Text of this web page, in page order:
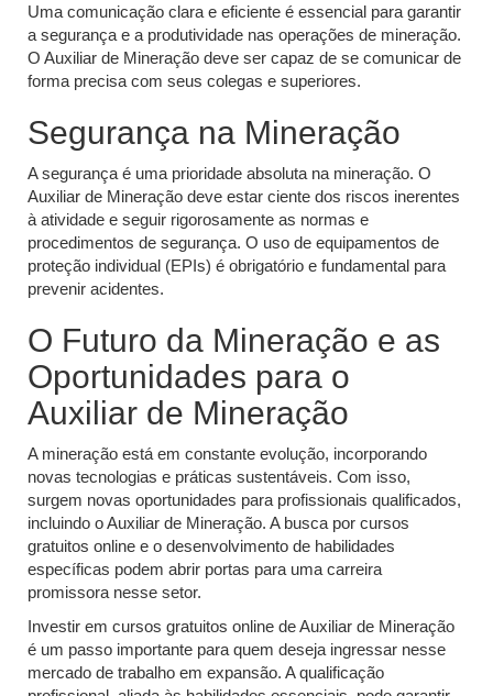
Uma comunicação clara e eficiente é essencial para garantir
a segurança e a produtividade nas operações de mineração.
O Auxiliar de Mineração deve ser capaz de se comunicar de
forma precisa com seus colegas e superiores.
Segurança na Mineração
A segurança é uma prioridade absoluta na mineração. O
Auxiliar de Mineração deve estar ciente dos riscos inerentes
à atividade e seguir rigorosamente as normas e
procedimentos de segurança. O uso de equipamentos de
proteção individual (EPIs) é obrigatório e fundamental para
prevenir acidentes.
O Futuro da Mineração e as
Oportunidades para o
Auxiliar de Mineração
A mineração está em constante evolução, incorporando
novas tecnologias e práticas sustentáveis. Com isso,
surgem novas oportunidades para profissionais qualificados,
incluindo o Auxiliar de Mineração. A busca por cursos
gratuitos online e o desenvolvimento de habilidades
específicas podem abrir portas para uma carreira
promissora nesse setor.
Investir em cursos gratuitos online de Auxiliar de Mineração
é um passo importante para quem deseja ingressar nesse
mercado de trabalho em expansão. A qualificação